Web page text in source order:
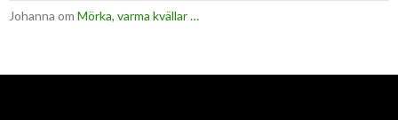
Johanna om Mörka, varma kvällar …